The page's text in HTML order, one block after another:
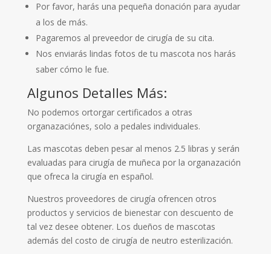
Por favor, harás una pequeña donación para ayudar
a los de más.
Pagaremos al preveedor de cirugía de su cita.
Nos enviarás lindas fotos de tu mascota nos harás
saber cómo le fue.
Algunos Detalles Más:
No podemos ortorgar certificados a otras
organazaciónes, solo a pedales individuales.
Las mascotas deben pesar al menos 2.5 libras y serán
evaluadas para cirugía de muñeca por la organazación
que ofreca la cirugía en español.
Nuestros proveedores de cirugía ofrencen otros
productos y servicios de bienestar con descuento de
tal vez desee obtener. Los dueños de mascotas
además del costo de cirugía de neutro esterilización.